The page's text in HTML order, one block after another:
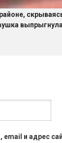
email и адрес